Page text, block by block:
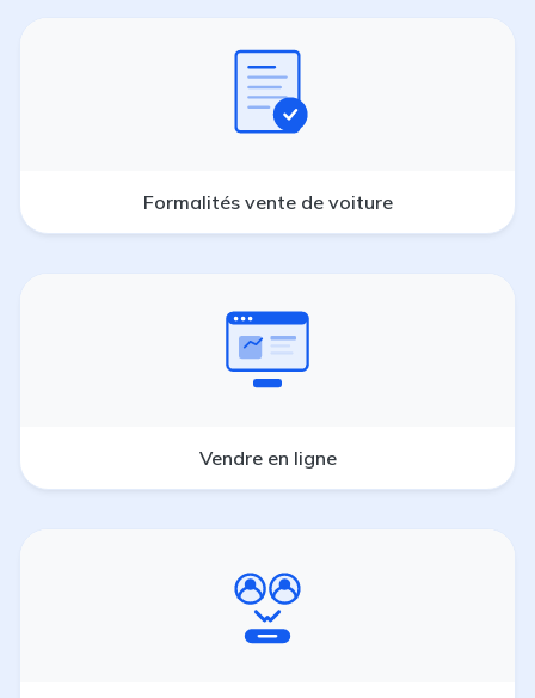
Formalités vente de voiture
Vendre en ligne